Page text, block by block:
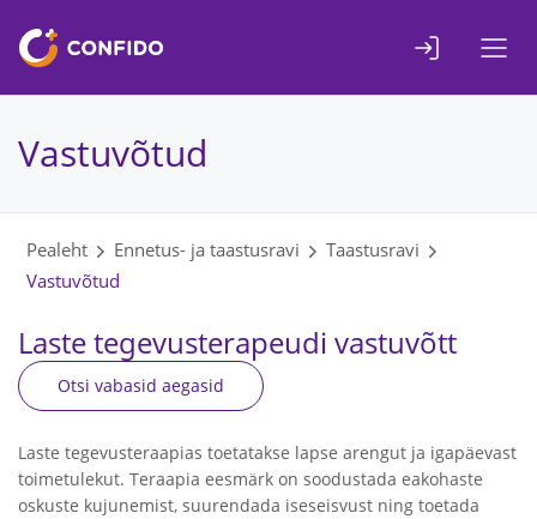
sisuni
Vastuvõtud
Pealeht Ennetus- ja taastusravi
Taastusravi
Vastuvõtud
Laste tegevusterapeudi vastuvõtt
Otsi vabasid aegasid
Laste tegevusteraapias toetatakse lapse arengut ja igapäevast
toimetulekut. Teraapia eesmärk on soodustada eakohaste
oskuste kujunemist, suurendada iseseisvust ning toetada